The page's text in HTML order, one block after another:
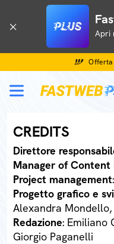
Apri
Offerta
CREDITS
Direttore
Manager of Content
Project management
Progetto grafico e
Alexandra
Redazione: Emiliano
Giorgio Paganelli